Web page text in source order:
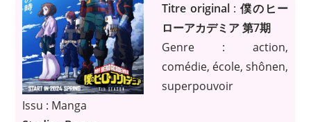
Titre original:僕のヒー
ローアカデミア 第7期
Genre : action,
comédie, école, shônen,
superpouvoir
Issu : Manga